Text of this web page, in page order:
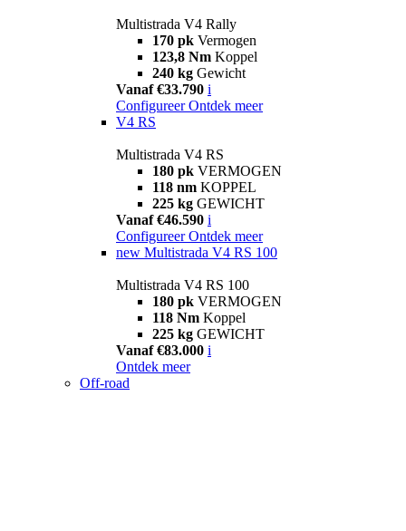
Multistrada V4 Rally
170 pk Vermogen
123,8 Nm Koppel
240 kg Gewicht
Vanaf €33.790 i
Configureer Ontdek meer
V4 RS
Multistrada V4 RS
180 pk VERMOGEN
118 nm KOPPEL
225 kg GEWICHT
Vanaf €46.590 i
Configureer Ontdek meer
new Multistrada V4 RS 100
Multistrada V4 RS 100
180 pk VERMOGEN
118 Nm Koppel
225 kg GEWICHT
Vanaf €83.000 i
Ontdek meer
Off-road